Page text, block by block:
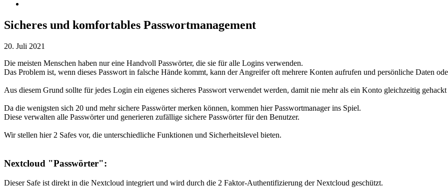
Sicheres und komfortables Passwortmanagement
20. Juli 2021
Die meisten Menschen haben nur eine Handvoll Passwörter, die sie für alle Logins verwenden.
Das Problem ist, wenn dieses Passwort in falsche Hände kommt, kann der Angreifer oft mehrere Konten aufrufen und persönliche Daten
Aus diesem Grund sollte für jedes Login ein eigenes sicheres Passwort verwendet werden, damit nie mehr als ein Konto gleichzeitig
Da die wenigsten sich 20 und mehr sichere Passwörter merken können, kommen hier Passwortmanager ins Spiel.
Diese verwalten alle Passwörter und generieren zufällige sichere Passwörter für den Benutzer.
Wir stellen hier 2 Safes vor, die unterschiedliche Funktionen und Sicherheitslevel bieten.
Nextcloud "Passwörter":
Dieser Safe ist direkt in die Nextcloud integriert und wird durch die 2 Faktor-Authentifizierung der Nextcloud geschützt.